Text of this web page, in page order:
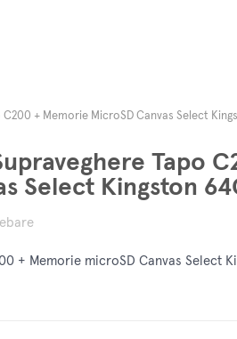
+ Memorie MicroSD Canvas Select
Tapo
Select Kingston
+ Memorie microSD Canvas Select